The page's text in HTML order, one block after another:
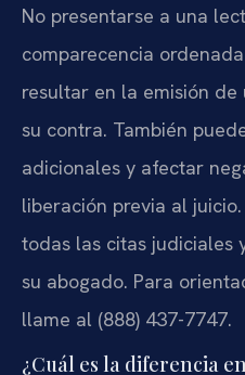
No presentarse a una
comparecencia
resultar en la emisión
su contra. También
adicionales y afectar
liberación previa al
todas las citas judiciales
su abogado. Para
llame al (888) 437-7747.
¿Cuál es la diferencia